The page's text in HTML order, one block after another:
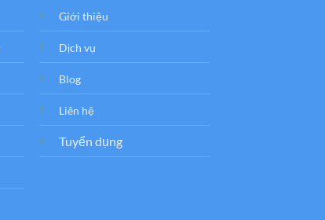
Giới thiệu
Dịch vụ
Blog
Liên hệ
Tuyển dụng